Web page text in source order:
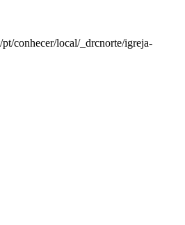
conhecer/local/_drcnorte/igreja-